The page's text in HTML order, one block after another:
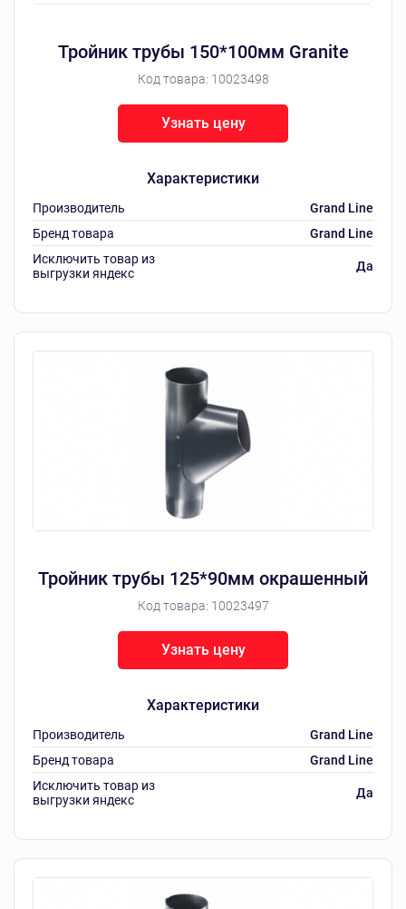
Тройник трубы 150*100мм Granite
Код товара: 10023498
Характеристики
Производитель
Grand Line
Бренд товара
Grand Line
Исключить товар из
выгрузки яндекс
Да
Узнать цену
Тройник трубы 125*90мм окрашенный
Код товара: 10023497
Характеристики
Производитель
Grand Line
Бренд товара
Grand Line
Исключить товар из
выгрузки яндекс
Да
Узнать цену